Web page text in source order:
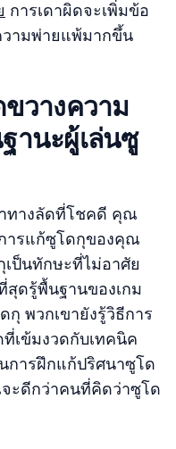
การเดาผิดจะเพิ่มข้อ
ามพ่ายแพ้มากขึ้น
วางความ
านะผู้เล่นซู
ทางลัดที่โชคดี คุณ
ารแก้ซูโดกุของคุณ
เป็นทักษะที่ไม่อาศัย
ดรู้พื้นฐานของเกม
กุ พวกเขายังรู้วิธีการ
เข้มงวดกับเทคนิค
การฝึกแก้ปริศนาซูโด
ะดีกว่าคนที่คิดว่าซูโด